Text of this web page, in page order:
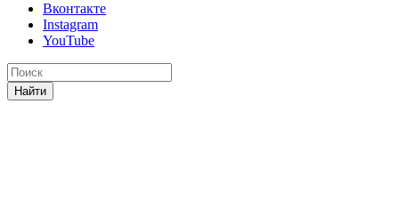
Вконтакте
Instagram
YouTube
Найти